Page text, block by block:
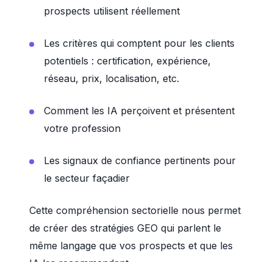
prospects utilisent réellement
Les critères qui comptent pour les clients
potentiels : certification, expérience,
réseau, prix, localisation, etc.
Comment les IA perçoivent et présentent
votre profession
Les signaux de confiance pertinents pour
le secteur façadier
Cette compréhension sectorielle nous permet
de créer des stratégies GEO qui parlent le
même langage que vos prospects et que les